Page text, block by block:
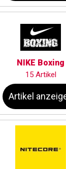
NIKE Boxing
15 Artikel
Artikel